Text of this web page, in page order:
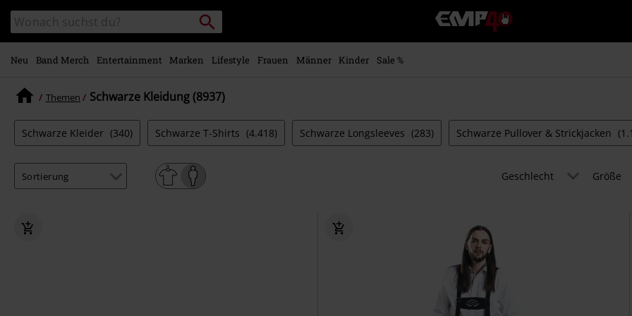
Hauptinhalt
springen
Katalog
durchsuchen
Packstation
suchen
EMP
Merchandise
-
Entertainment
Neu Band Merch Entertainment Marken Lifestyle Frauen Männer Kinder Sale %
Themen Schwarze Kleidung (8937)
Schwarze Kleider (340) Schwarze T-Shirts (4.418) Schwarze Longsleeves (283) Schwarze Pullover & Strickjacken
Geschlecht Größe